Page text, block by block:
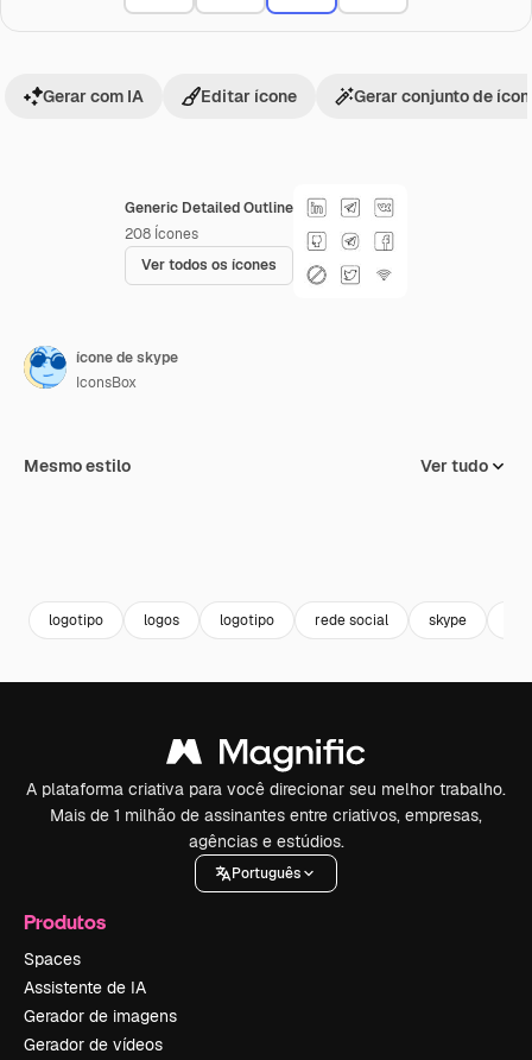
Generic Detailed Outline
208 Ícones
Ver todos os ícones
Gerar com IA Editar ícone Gerar conjunto de
ícone de skype
IconsBox
Mesmo estilo Ver tudo
logotipo logos logotipo rede social skype
A plataforma criativa para você direcionar seu melhor trabalho.
Mais de 1 milhão de assinantes entre criativos, empresas,
agências e estúdios.
Português
Produtos
Spaces
Assistente de IA
Gerador de imagens
Gerador de vídeos